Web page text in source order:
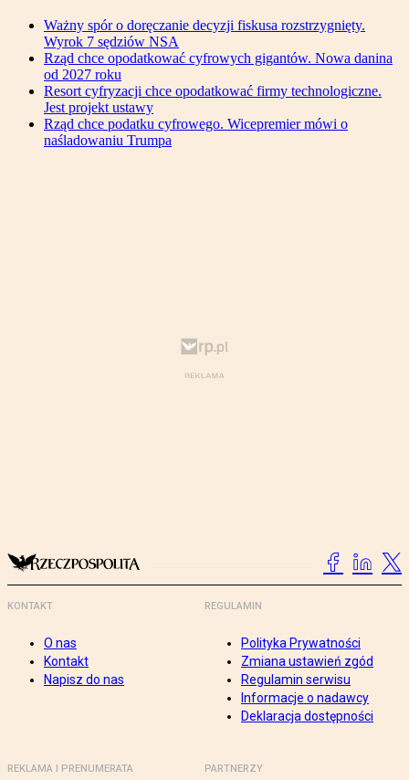
Ważny spór o doręczanie decyzji fiskusa rozstrzygnięty.
Wyrok 7 sędziów NSA
Rząd chce opodatkować cyfrowych gigantów. Nowa danina
od 2027 roku
Resort cyfryzacji chce opodatkować firmy technologiczne.
Jest projekt ustawy
Rząd chce podatku cyfrowego. Wicepremier mówi o
naśladowaniu Trumpa
KONTAKT
O nas
Kontakt
Napisz do nas
REGULAMIN
Polityka Prywatności
Zmiana ustawień zgód
Regulamin serwisu
Informacje o nadawcy
Deklaracja dostępności
REKLAMA I PRENUMERATA PARTNERZY